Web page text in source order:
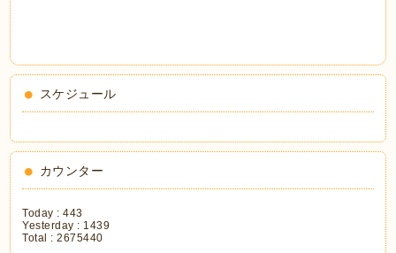
スケジュール
カウンター
Today :443
Yesterday : 1439
Total :2675440